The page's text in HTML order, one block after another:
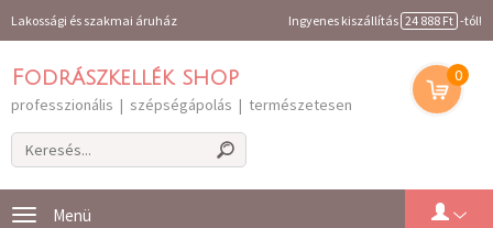
Lakossági és szakmai áruház Ingyenes kiszállítás 24 888 Ft -tól!
Fodrászkellék shop
professzionális | szépségápolás | természetesen
0
Toggle